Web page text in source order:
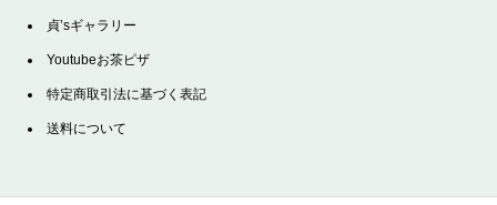
貞’sギャラリー
Youtubeお茶ピザ
特定商取引法に基づく表記
送料について